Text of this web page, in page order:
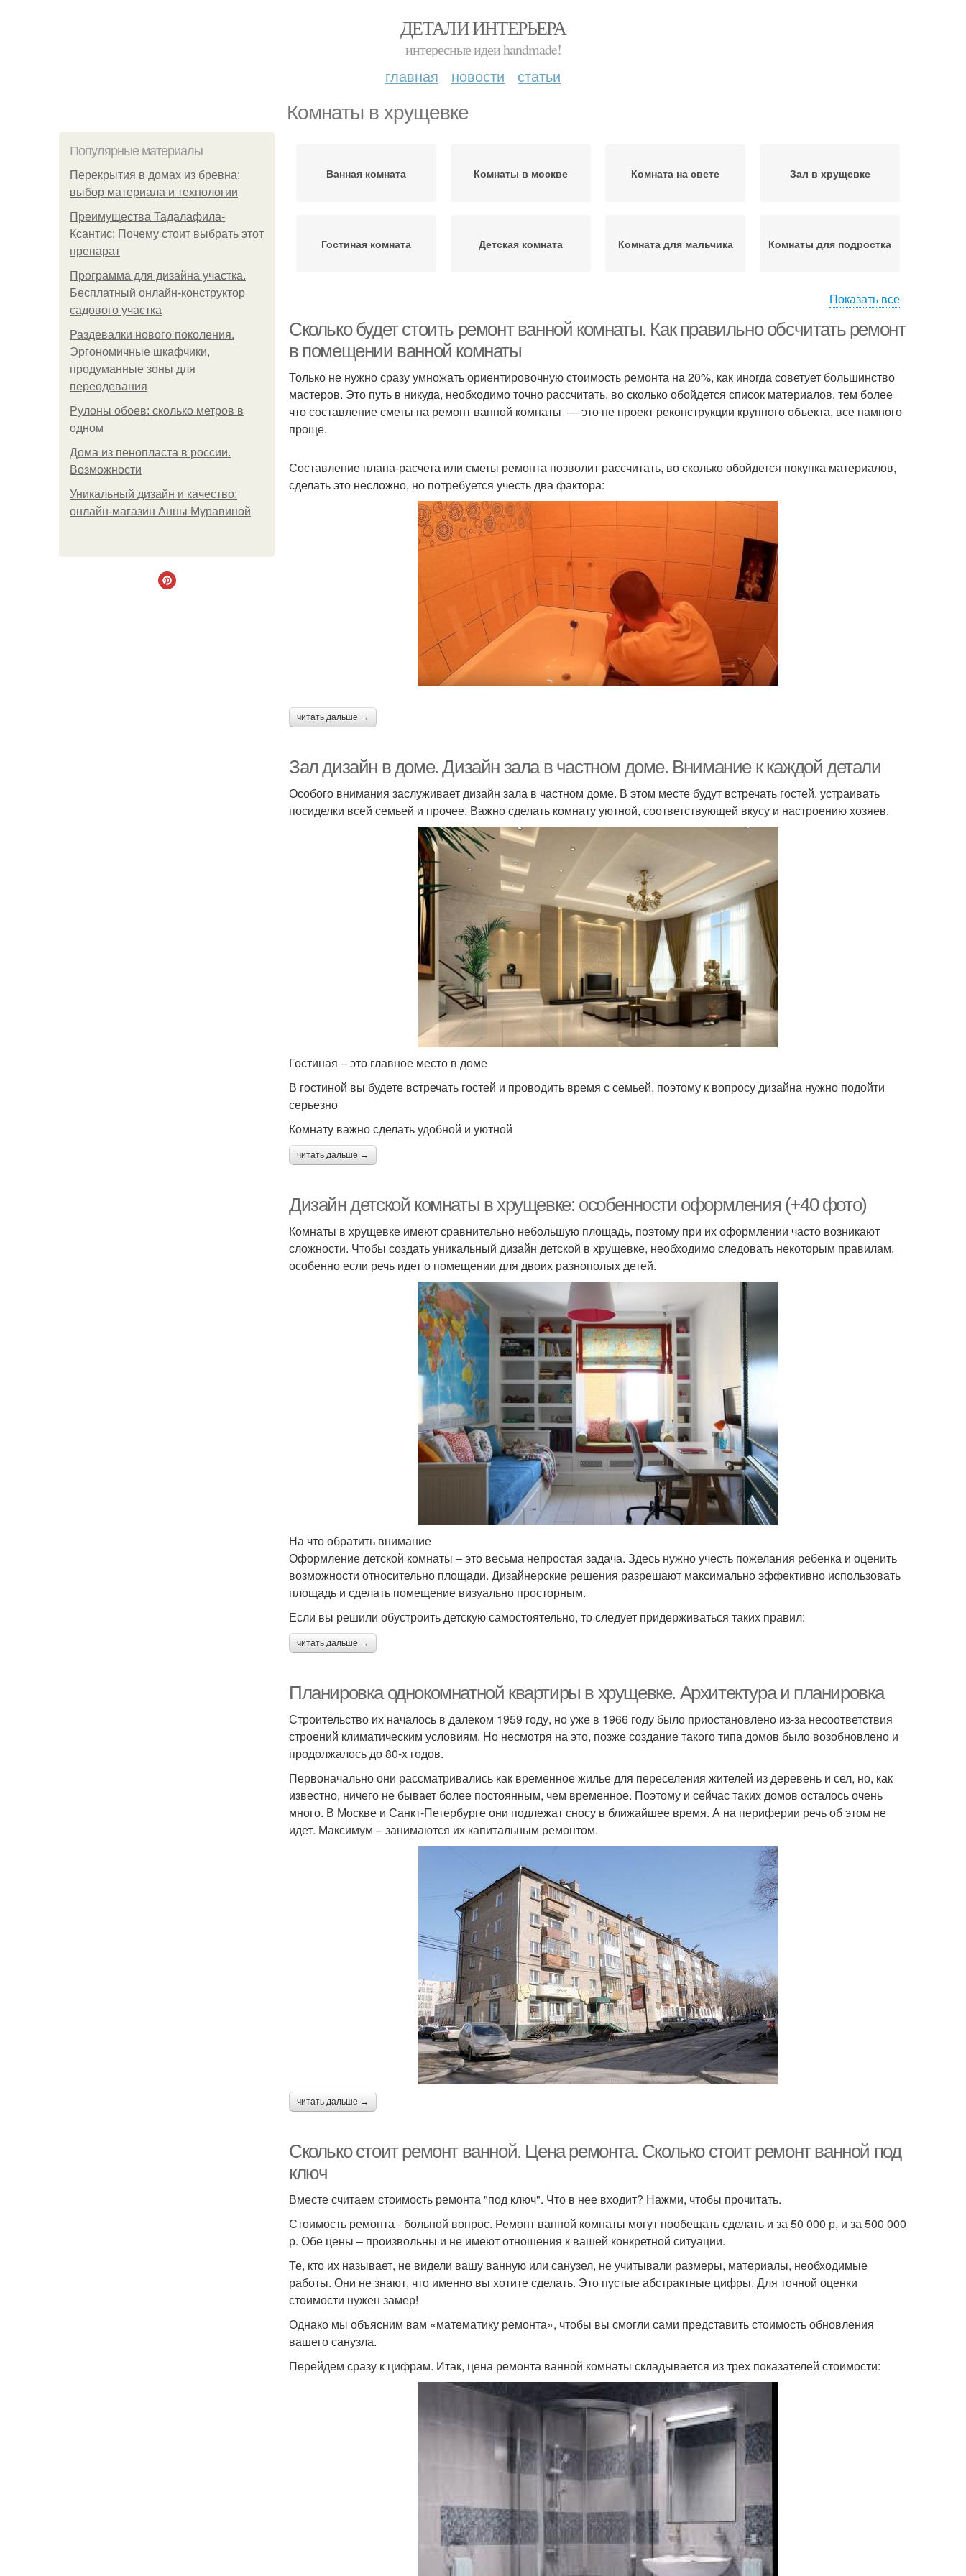
ДЕТАЛИ ИНТЕРЬЕРА
интересные идеи handmade!
главная новости статьи
Комнаты в хрущевке
Популярные материалы
Перекрытия в домах из бревна:
выбор материала и технологии
Преимущества Тадалафила-
Ксантис: Почему стоит выбрать этот
препарат
Программа для дизайна участка.
Бесплатный онлайн-конструктор
садового участка
Раздевалки нового поколения.
Эргономичные шкафчики,
продуманные зоны для
переодевания
Рулоны обоев: сколько метров в
одном
Дома из пенопласта в россии.
Возможности
Уникальный дизайн и качество:
онлайн-магазин Анны Муравиной
Ванная комната Комнаты в москве Комната на свете Зал в хрущевке
Гостиная комната Детская комната Комната для мальчика Комнаты для подростка
хрущевки
хрущевка
Комната в хрущевке
Мебель для большой
комнаты
Комната в домашних
условиях
Ремонт в ванной
комнате
комнате
Показать все
Сколько будет стоить ремонт ванной комнаты. Как правильно обсчитать ремонт
в помещении ванной комнаты
Только не нужно сразу умножать ориентировочную стоимость ремонта на 20%, как иногда советует большинство
мастеров. Это путь в никуда, необходимо точно рассчитать, во сколько обойдется список материалов, тем более
что составление сметы на ремонт ванной комнаты — это не проект реконструкции крупного объекта, все намного
проще.
Составление плана-расчета или сметы ремонта позволит рассчитать, во сколько обойдется покупка материалов,
сделать это несложно, но потребуется учесть два фактора:
читать дальше →
Зал дизайн в доме. Дизайн зала в частном доме. Внимание к каждой детали
Особого внимания заслуживает дизайн зала в частном доме. В этом месте будут встречать гостей, устраивать
посиделки всей семьей и прочее. Важно сделать комнату уютной, соответствующей вкусу и настроению хозяев.
Гостиная – это главное место в доме
В гостиной вы будете встречать гостей и проводить время с семьей, поэтому к вопросу дизайна нужно подойти
серьезно
Комнату важно сделать удобной и уютной
читать дальше →
Дизайн детской комнаты в хрущевке: особенности оформления (+40 фото)
Комнаты в хрущевке имеют сравнительно небольшую площадь, поэтому при их оформлении часто возникают
сложности. Чтобы создать уникальный дизайн детской в хрущевке, необходимо следовать некоторым правилам,
особенно если речь идет о помещении для двоих разнополых детей.
На что обратить внимание
Оформление детской комнаты – это весьма непростая задача. Здесь нужно учесть пожелания ребенка и оценить
возможности относительно площади. Дизайнерские решения разрешают максимально эффективно использовать
площадь и сделать помещение визуально просторным.
Если вы решили обустроить детскую самостоятельно, то следует придерживаться таких правил:
читать дальше →
Планировка однокомнатной квартиры в хрущевке. Архитектура и планировка
Строительство их началось в далеком 1959 году, но уже в 1966 году было приостановлено из-за несоответствия
строений климатическим условиям. Но несмотря на это, позже создание такого типа домов было возобновлено и
продолжалось до 80-х годов.
Первоначально они рассматривались как временное жилье для переселения жителей из деревень и сел, но, как
известно, ничего не бывает более постоянным, чем временное. Поэтому и сейчас таких домов осталось очень
много. В Москве и Санкт-Петербурге они подлежат сносу в ближайшее время. А на периферии речь об этом не
идет. Максимум – занимаются их капитальным ремонтом.
читать дальше →
Сколько стоит ремонт ванной. Цена ремонта. Сколько стоит ремонт ванной под
ключ
Вместе считаем стоимость ремонта "под ключ". Что в нее входит? Нажми, чтобы прочитать.
Стоимость ремонта - больной вопрос. Ремонт ванной комнаты могут пообещать сделать и за 50 000 р, и за 500 000
р. Обе цены – произвольны и не имеют отношения к вашей конкретной ситуации.
Те, кто их называет, не видели вашу ванную или санузел, не учитывали размеры, материалы, необходимые
работы. Они не знают, что именно вы хотите сделать. Это пустые абстрактные цифры. Для точной оценки
стоимости нужен замер!
Однако мы объясним вам «математику ремонта», чтобы вы смогли сами представить стоимость обновления
вашего санузла.
Перейдем сразу к цифрам. Итак, цена ремонта ванной комнаты складывается из трех показателей стоимости: